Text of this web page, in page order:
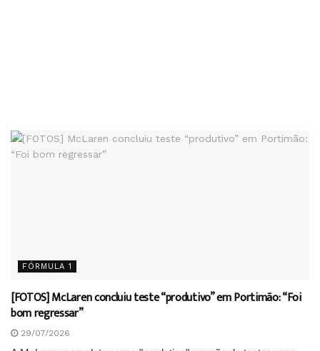
FÓRMULA 1
[FOTOS] McLaren concluiu teste “produtivo” em Portimão: “Foi
bom regressar”
29/07/2026